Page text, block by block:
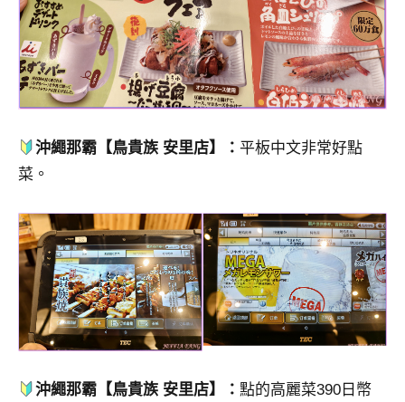
沖繩那霸【鳥貴族 安里店】：平板中文非常好點
菜。
沖繩那霸【鳥貴族 安里店】：點的高麗菜390日幣